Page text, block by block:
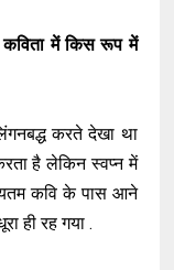
में किस रूप में
करते देखा था
है लेकिन स्वप्न में
कवि के पास आने
ही रह गया .